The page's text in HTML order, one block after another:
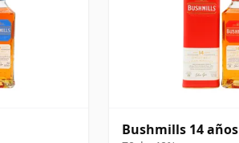
Bushmills 14 años